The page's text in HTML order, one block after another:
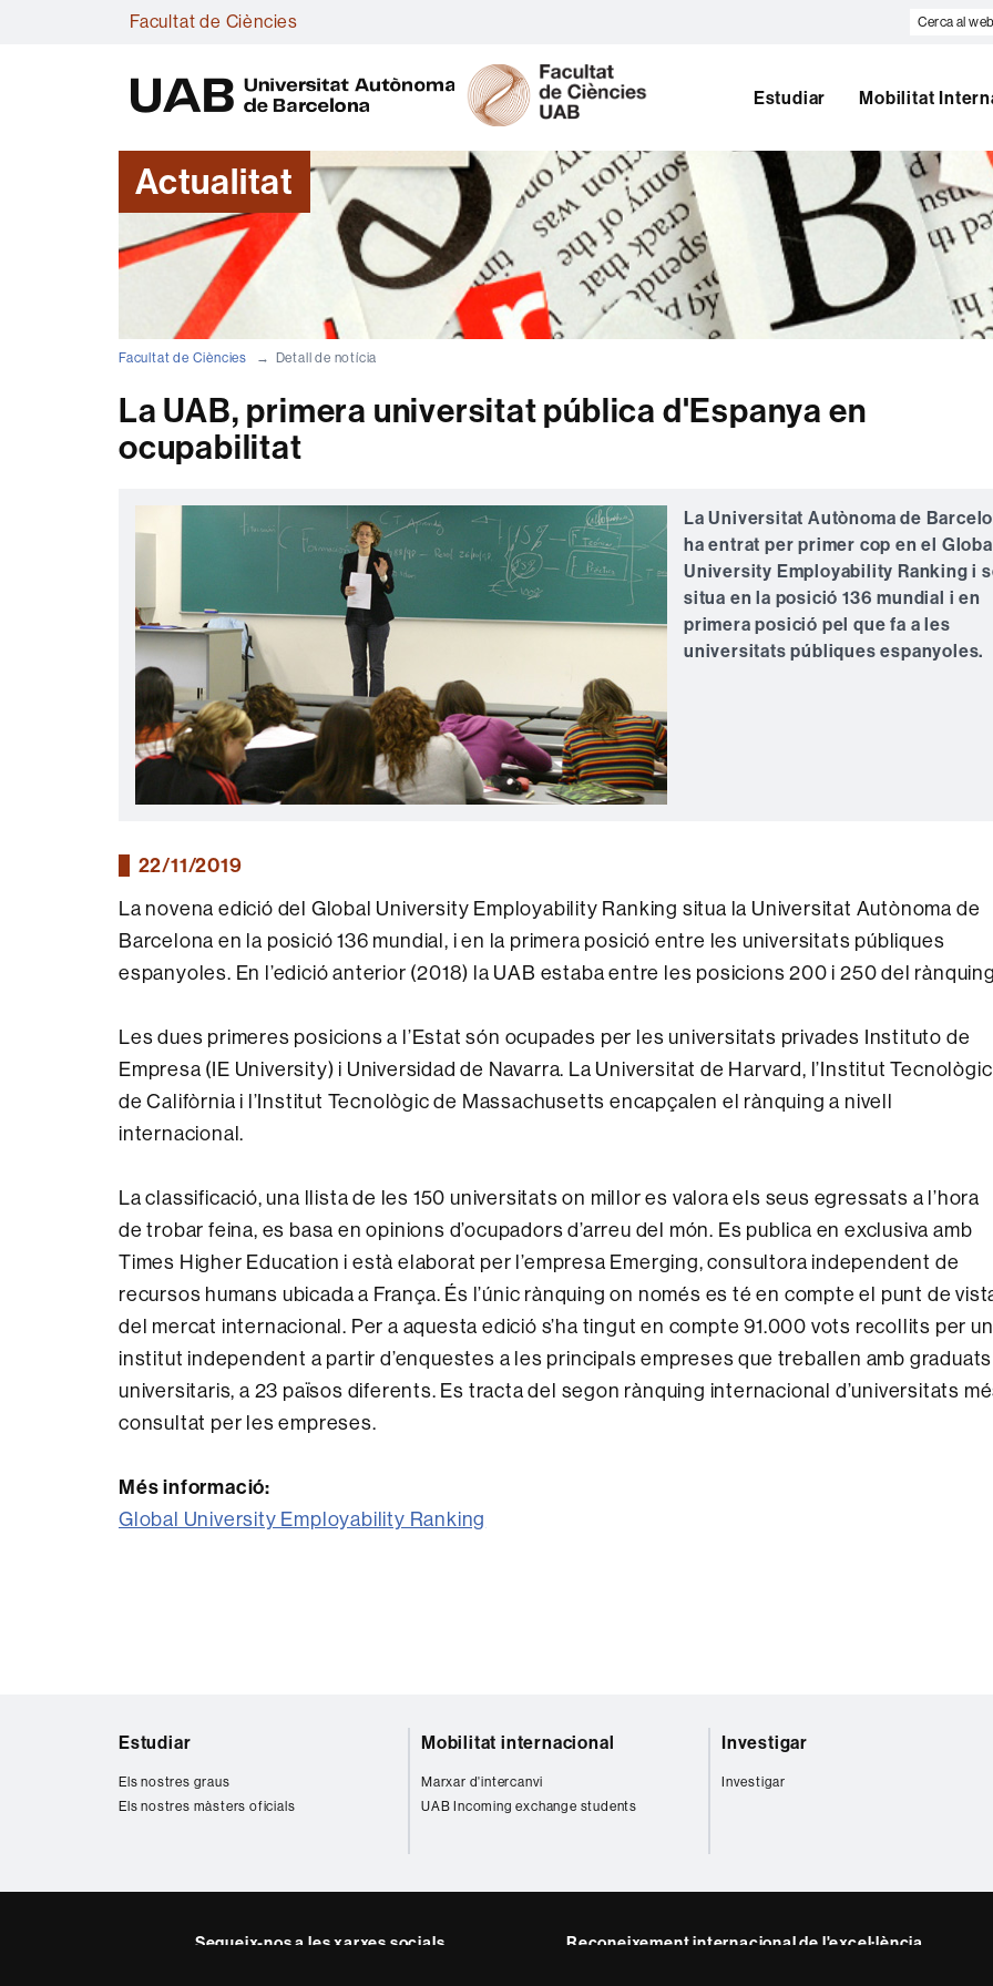
Facultat de Ciències
Cerca
B
Estudiar Mobilitat
Actualitat
Facultat de Ciències Detall de notícia
La UAB, primera universitat pública d'Espanya en
ocupabilitat
La Universitat Autònoma de
ha entrat per primer cop en el
University Employability Ranking i
situa en la posició 136 mundial i en
primera posició pel que fa a les
universitats públiques espanyoles.
22/11/2019
La novena edició del Global University Employability Ranking situa la Universitat Autònoma de
Barcelona en la posició 136 mundial, i en la primera posició entre les universitats públiques
espanyoles. En l’edició anterior (2018) la UAB estaba entre les posicions 200 i 250 del
Les dues primeres posicions a l’Estat són ocupades per les universitats privades Instituto de
Empresa (IE University) i Universidad de Navarra. La Universitat de Harvard, l’Institut Tecnològic
de Califòrnia i l’Institut Tecnològic de Massachusetts encapçalen el rànquing a nivell
internacional.
La classificació, una llista de les 150 universitats on millor es valora els seus egressats a l’hora
de trobar feina, es basa en opinions d’ocupadors d’arreu del món. Es publica en exclusiva amb
Times Higher Education i està elaborat per l’empresa Emerging, consultora independent de
recursos humans ubicada a França. És l’únic rànquing on només es té en compte el punt de
del mercat internacional. Per a aquesta edició s’ha tingut en compte 91.000 vots recollits per un
institut independent a partir d’enquestes a les principals empreses que treballen amb graduats
universitaris, a 23 països diferents. Es tracta del segon rànquing internacional d’universitats
consultat per les empreses.
Més informació:
Global University Employability Ranking
Estudiar
Els nostres graus
Els nostres màsters oficials
Mobilitat internacional
Marxar d'intercanvi
UAB Incoming exchange students
Investigar
Investigar
Segueix-nos a les xarxes socials Reconeixement internacional de l'excel·lència